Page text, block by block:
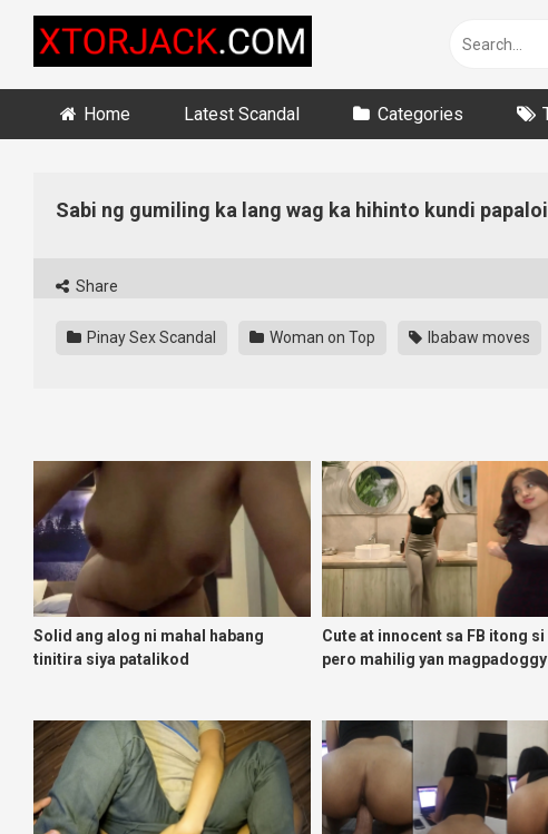
content
Home Latest Scandal Categories
Sabi ng gumiling ka lang wag ka hihinto kundi
Share
Pinay Sex Scandal Woman on Top Ibabaw moves
Solid ang alog ni mahal habang
tinitira siya patalikod
Cute at innocent sa FB itong si
pero mahilig yan magpadoggy